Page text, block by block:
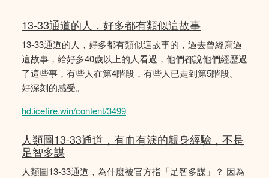
13-33通道的人，好多都有類似這故事
13-33通道的人，好多都有類似這故事的，過去曾經寫過
這故事，給好多40歲以上的人看過，他們都說他們經歴過
了這些事，有些人在第4階段，有些人已走到第5階段。
好深刻的感受。
hd.icefire.win/content/3499
人類圖13-33通道，有血有淚的親身經驗，不是
足智多謀
人類圖13-33通道，為什麼被官方指「足智多謀」？ 因為